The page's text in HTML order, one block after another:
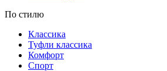
По стилю
Классика
Туфли классика
Комфорт
Спорт